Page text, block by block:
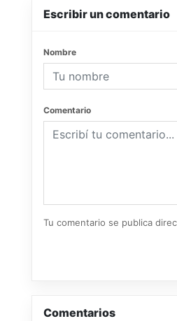
Escribir un comentario
Nombre
Comentario
Tu comentario se publica
Comentarios